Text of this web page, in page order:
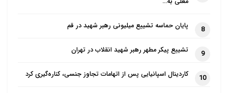
8 پایان حماسه تشییع میلیونی رهبر شهید در قم
9 تشییع پیکر مطهر رهبر شهید انقلاب در تهران
10 کاردینال اسپانیایی پس از اتهامات تجاوز جنسی، کناره‌گیری کرد